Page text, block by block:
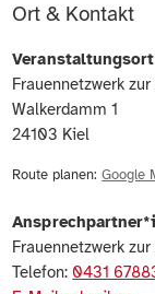
Ort & Kontakt
Frauennetzwerk
Walkerdamm 1
24103 Kiel
Route planen: Google
Frauennetzwerk
Telefon: 0431